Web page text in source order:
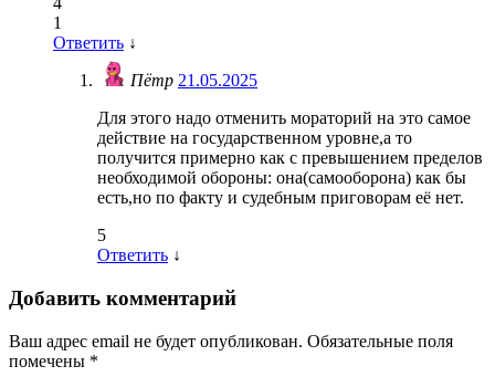
1
Ответить ↓
Пётр 21.05.2025
Для этого надо отменить мораторий на это самое
действие на государственном уровне,а то
получится примерно как с превышением пределов
необходимой обороны: она(самооборона) как бы
есть,но по факту и судебным приговорам её нет.
5
Ответить ↓
Добавить комментарий
Ваш адрес email не будет опубликован. Обязательные поля
помечены *